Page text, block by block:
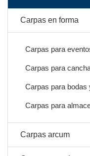
Carpas en forma
Carpas para
Carpas para
Carpas para bodas
Carpas para
Carpas arcum